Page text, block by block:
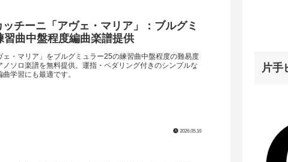
ッチーニ「アヴェ・マリア」：ブルグミ
習曲中盤程度編曲楽譜提供
ェ・マリア」をブルグミュラー25の練習曲中盤程度の難易度
ノソロ楽譜を無料提供。運指・ペダリング付きのシンプルな
学習にも最適です。
2026.05.16
片手